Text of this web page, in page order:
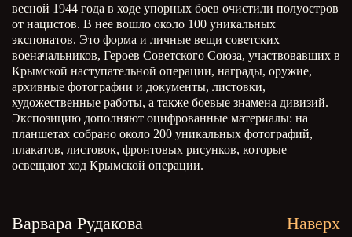
весной 1944 года в ходе упорных боев очистили полуостров
от нацистов. В нее вошло около 100 уникальных
экспонатов. Это форма и личные вещи советских
военачальников, Героев Советского Союза, участвовавших в
Крымской наступательной операции, награды, оружие,
архивные фотографии и документы, листовки,
художественные работы, а также боевые знамена дивизий.
Экспозицию дополняют оцифрованные материалы: на
планшетах собрано около 200 уникальных фотографий,
плакатов, листовок, фронтовых рисунков, которые
освещают ход Крымской операции.
Варвара Рудакова Наверх